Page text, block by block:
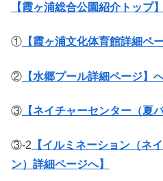
【霞ヶ浦総合公園紹介トップ
① 【霞ヶ浦文化体育館詳細ペ
② 【水郷プール詳細ページ】
③ 【ネイチャーセンター（夏
③-2 【イルミネーション（ネ
ン）詳細ページへ】